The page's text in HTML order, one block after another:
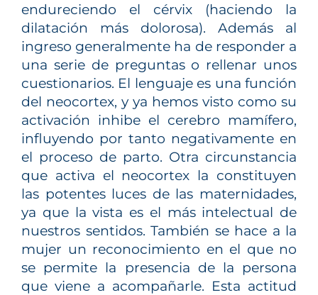
endureciendo el cérvix (haciendo la
dilatación más dolorosa). Además al
ingreso generalmente ha de responder a
una serie de preguntas o rellenar unos
cuestionarios. El lenguaje es una función
del neocortex, y ya hemos visto como su
activación inhibe el cerebro mamífero,
influyendo por tanto negativamente en
el proceso de parto. Otra circunstancia
que activa el neocortex la constituyen
las potentes luces de las maternidades,
ya que la vista es el más intelectual de
nuestros sentidos. También se hace a la
mujer un reconocimiento en el que no
se permite la presencia de la persona
que viene a acompañarle. Esta actitud